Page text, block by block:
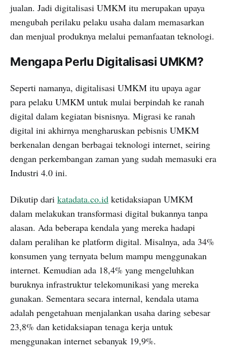
jualan. Jadi digitalisasi UMKM itu merupakan upaya
mengubah perilaku pelaku usaha dalam memasarkan
dan menjual produknya melalui pemanfaatan teknologi.
Mengapa Perlu Digitalisasi UMKM?
Seperti namanya, digitalisasi UMKM itu upaya agar
para pelaku UMKM untuk mulai berpindah ke ranah
digital dalam kegiatan bisnisnya. Migrasi ke ranah
digital ini akhirnya mengharuskan pebisnis UMKM
berkenalan dengan berbagai teknologi internet, seiring
dengan perkembangan zaman yang sudah memasuki era
Industri 4.0 ini.
Dikutip dari katadata.co.id ketidaksiapan UMKM
dalam melakukan transformasi digital bukannya tanpa
alasan. Ada beberapa kendala yang mereka hadapi
dalam peralihan ke platform digital. Misalnya, ada 34%
konsumen yang ternyata belum mampu menggunakan
internet. Kemudian ada 18,4% yang mengeluhkan
buruknya infrastruktur telekomunikasi yang mereka
gunakan. Sementara secara internal, kendala utama
adalah pengetahuan menjalankan usaha daring sebesar
23,8% dan ketidaksiapan tenaga kerja untuk
menggunakan internet sebanyak 19,9%.